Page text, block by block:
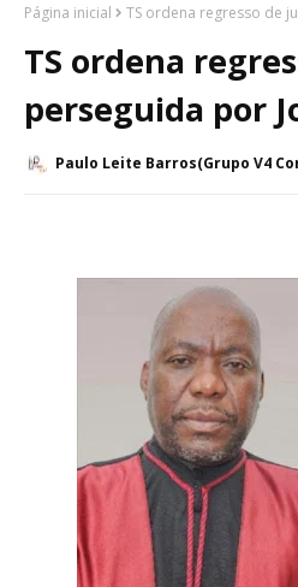
Página inicial TS ordena regresso de
TS ordena
perseguida por
Paulo Leite Barros(Grupo V4